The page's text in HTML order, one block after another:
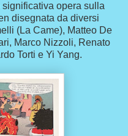
opera sulla
disegnata da diversi
(La Came), Matteo De
Marco Nizzoli, Renato
Torti e Yi Yang.